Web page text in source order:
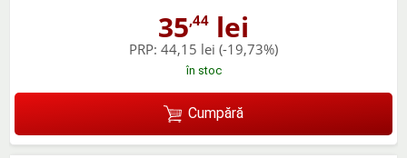
35,44 lei
PRP: 44,15 lei (-19,73%)
în stoc
Cumpără